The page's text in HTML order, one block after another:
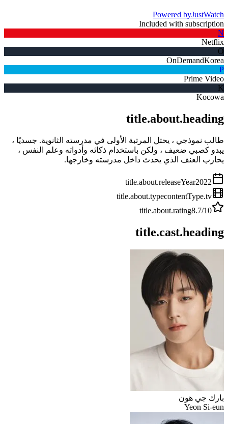
Powered byJustWatch
Included with subscription
N
Netflix
O
OnDemandKorea
P
Prime Video
K
Kocowa
title.about.heading
طالب نموذجي ، يحتل المرتبة الأولى في مدرسته الثانوية. جسديًا ،
يبدو كصبي ضعيف ، ولكن باستخدام ذكائه وأدواته وعلم النفس ،
يحارب العنف الذي يحدث داخل مدرسته وخارجها.
title.about.releaseYear2022
title.about.typecontentType.tv
title.about.rating8.7/10
title.cast.heading
بارك جي هون
Yeon Si-eun